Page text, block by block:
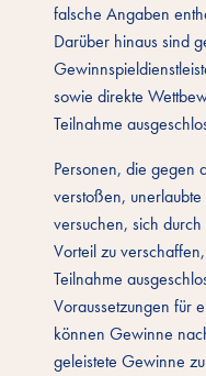
falsche Angaben
Darüber hinaus sind
sowie direkte
Teilnahme
Personen, die gegen
verstoßen,
versuchen, sich
Vorteil zu
Teilnahme
Voraussetzungen für
können Gewinne
geleistete Gewinne